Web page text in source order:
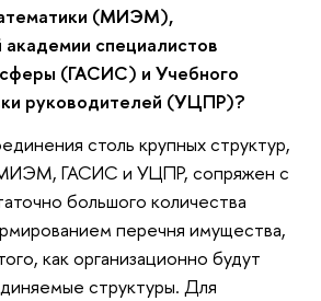
(МИЭМ),
академии специалистов
(ГАСИС) и Учебного
руководителей (УЦПР)?
столь крупных структур,
МИЭМ, ГАСИС и УЦПР, сопряжен с
большого количества
перечня имущества,
как организационно будут
структуры. Для